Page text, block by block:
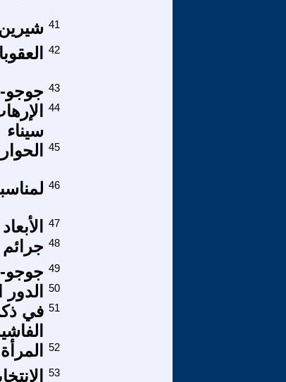
41
42
جوجو- 43
سيناء
44
45
46
47
48
جوجو- 49
50
في 51
52
53